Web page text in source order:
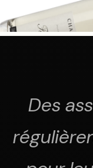
Des